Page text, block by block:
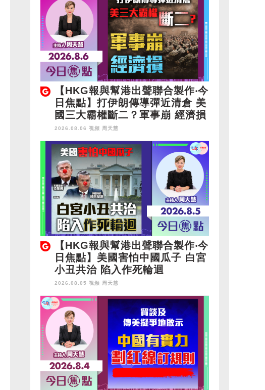
【HKG報與幫港出聲聯合製作‧今
日焦點】打伊朗傳導彈近清倉 美
國三大霸權斷二？軍事崩 經濟損
2026.08.06 視頻 周天慧
【HKG報與幫港出聲聯合製作‧今
日焦點】美國害怕中國瓜子 白宮
小丑共治 陷入作死輪迴
2026.08.05 視頻 周天慧